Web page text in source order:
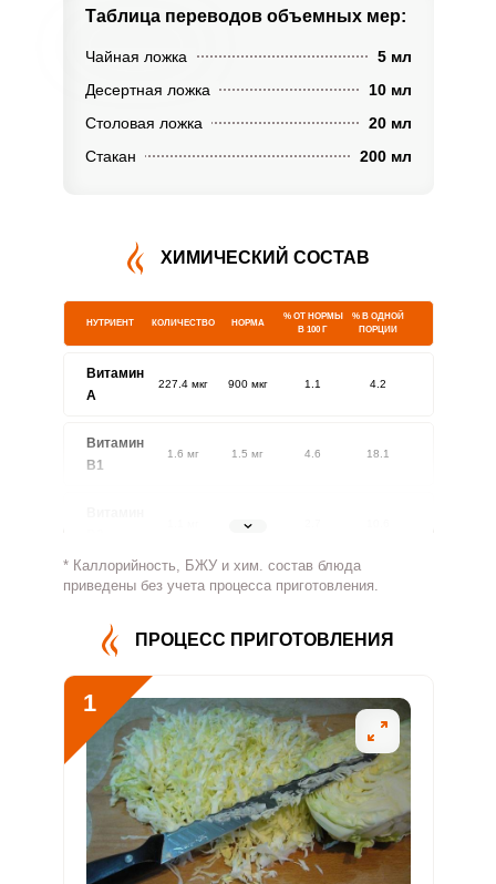
Таблица переводов объемных мер:
Чайная ложка
5 мл
Десертная ложка
10 мл
Столовая ложка
20 мл
Стакан
200 мл
ХИМИЧЕСКИЙ СОСТАВ
НУТРИЕНТ КОЛИЧЕСТВО НОРМА
% ОТ НОРМЫ
В 100 Г
% В ОДНОЙ
ПОРЦИИ
Витамин
A
227.4 мкг 900 мкг 1.1 4.2
Витамин
В1
1.6 мг 1.5 мг 4.6 18.1
1.8 мг
Витамин
331.3 мг 500 мг 2.8 11
Витамин
В5
Витамин
В6
4.4 мг 2 мг 9.4 36.7
Витамин
В9
245.9 мкг 400 мкг 2.6
Витамин
0.3 мкг 3 мкг 0.5 1.9
* Каллорийность, БЖУ и хим. состав блюда
приведены без учета процесса приготовления.
ПРОЦЕСС ПРИГОТОВЛЕНИЯ
1